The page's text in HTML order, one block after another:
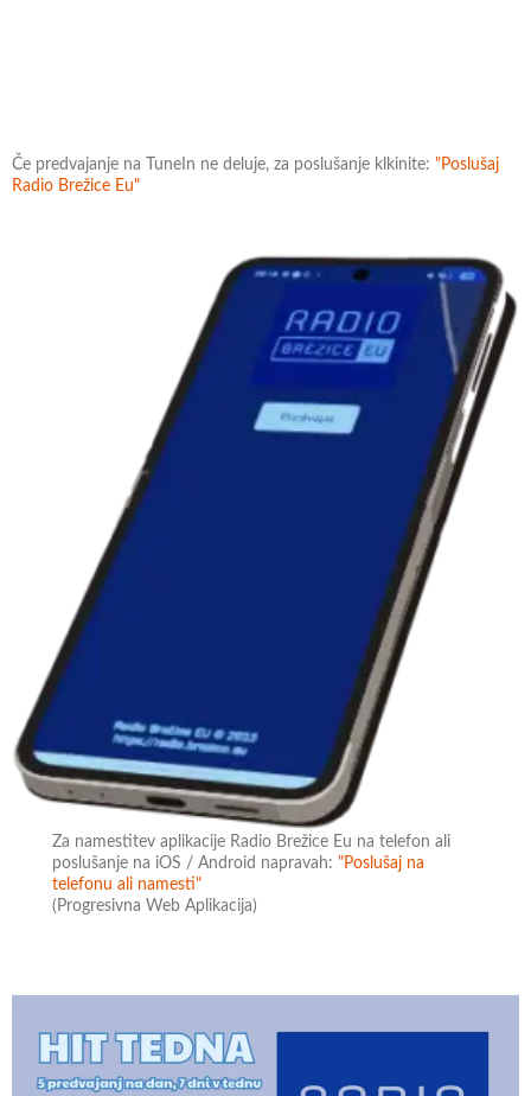
Če predvajanje na TuneIn ne deluje, za poslušanje klkinite: "Poslušaj
Radio Brežice Eu"
Za namestitev aplikacije Radio Brežice Eu na telefon ali
poslušanje na iOS / Android napravah:"Poslušaj na
telefonu ali namesti"
(Progresivna Web Aplikacija)